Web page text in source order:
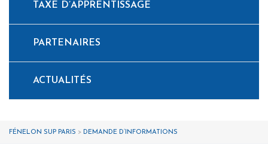
TAXE D’APPRENTISSAGE
PARTENAIRES
ACTUALITÉS
FÉNELON SUP PARIS > DEMANDE D’INFORMATIONS